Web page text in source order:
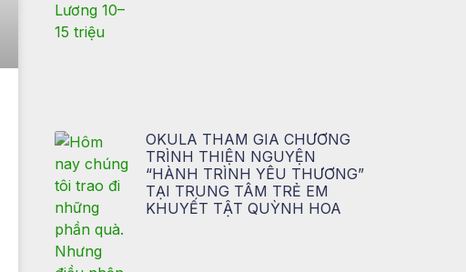
OKULA THAM GIA CHƯƠNG
TRÌNH THIỆN NGUYỆN
“HÀNH TRÌNH YÊU THƯƠNG”
TẠI TRUNG TÂM TRẺ EM
KHUYẾT TẬT QUỲNH HOA